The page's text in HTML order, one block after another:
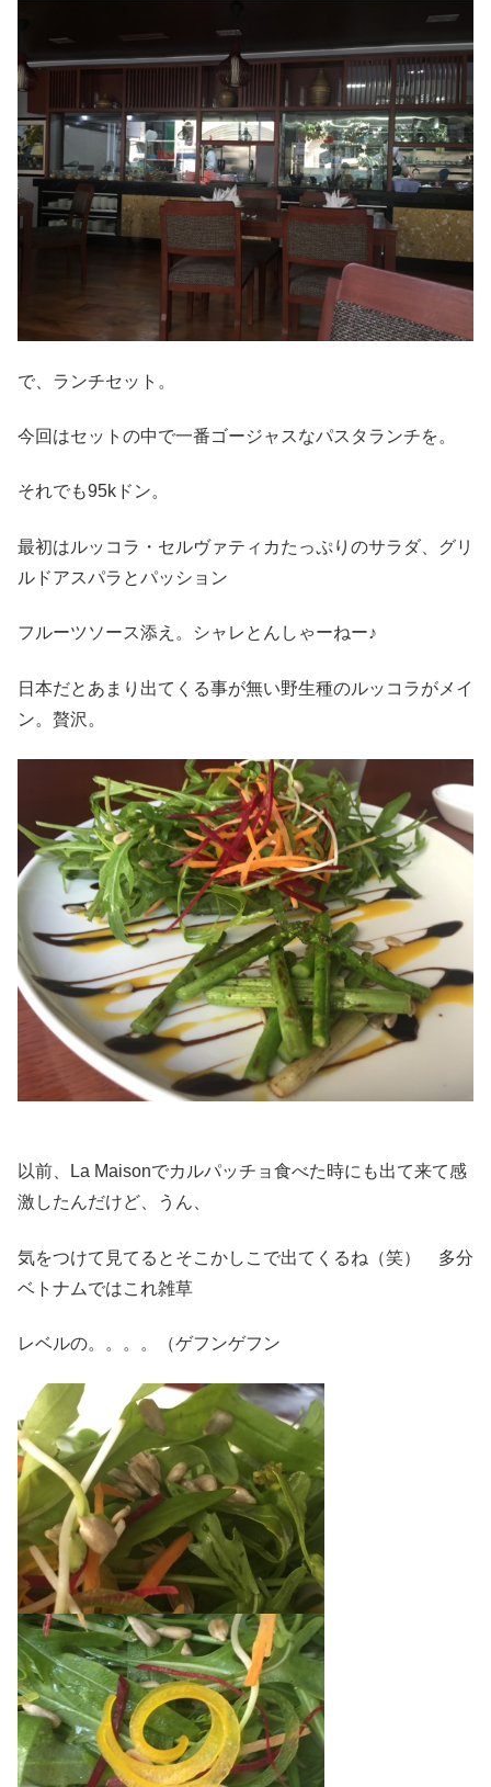
で、ランチセット。
今回はセットの中で一番ゴージャスなパスタランチを。
それでも95kドン。
最初はルッコラ・セルヴァティカたっぷりのサラダ、グリ
ルドアスパラとパッション
フルーツソース添え。シャレとんしゃーねー♪
日本だとあまり出てくる事が無い野生種のルッコラがメイ
ン。贅沢。
以前、La Maisonでカルパッチョ食べた時にも出て来て感
激したんだけど、うん、
気をつけて見てるとそこかしこで出てくるね（笑） 多分
ベトナムではこれ雑草
レベルの。。。。（ゲフンゲフン